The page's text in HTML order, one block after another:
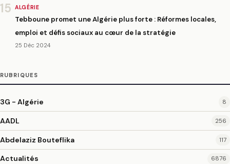
15 ALGÉRIE
Tebboune promet une Algérie plus forte : Réformes locales,
emploi et défis sociaux au cœur de la stratégie
25 Déc 2024
RUBRIQUES
3G - Algérie 8
AADL 256
Abdelaziz Bouteflika 117
Actualités 6876